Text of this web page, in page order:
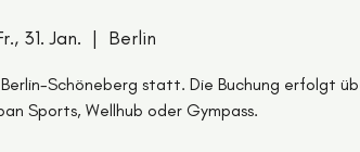
31. Jan.
  |
Berlin
Schöneberg statt. Die Buchung erfolgt
Sports, Wellhub oder Gympass.